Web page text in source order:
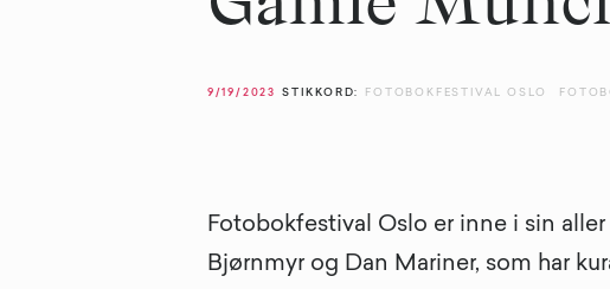
9/19/2023 STIKKORD: FOTOBOKFESTIVAL OSLO
Fotobokfestival Oslo er inne i sin
Bjørnmyr og Dan Mariner, som har